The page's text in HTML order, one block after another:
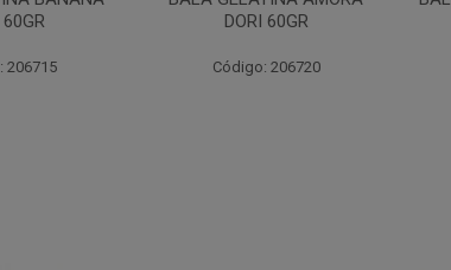
206720
60GR
Código: 206717